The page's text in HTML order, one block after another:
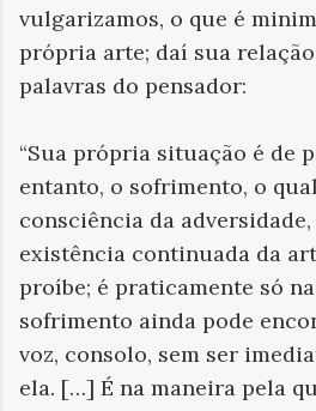
vulgarizamos, o que é
própria arte; daí sua
palavras do pensador:
“Sua própria situação é de
entanto, o sofrimento, o
consciência da
existência continuada da
proíbe; é praticamente só
sofrimento ainda pode
voz, consolo, sem ser
ela. […] É na maneira pela